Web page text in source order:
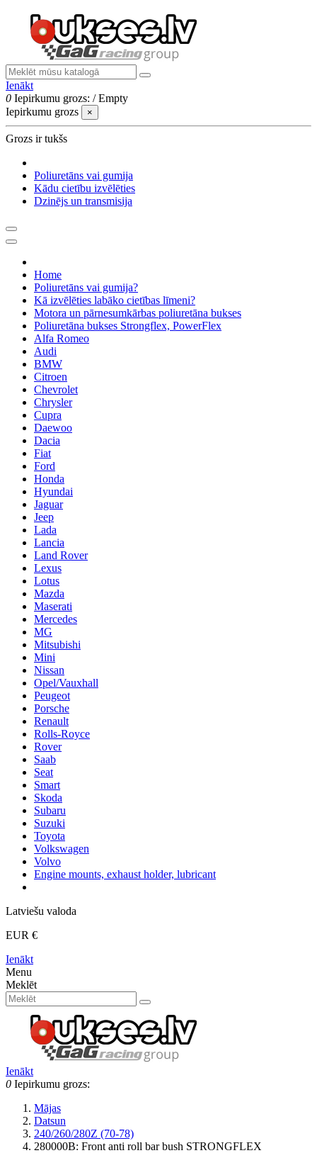
Ienākt
0 Iepirkumu grozs: /Empty
Iepirkumu grozs
×
Grozs ir tukšs
Poliuretāns vai gumija
Kādu cietību izvēlēties
Dzinējs un transmisija
Home
Poliuretāns vai gumija?
Kā izvēlēties labāko cietības līmeni?
Motora un pārnesumkārbas poliuretāna bukses
Poliuretāna bukses Strongflex, PowerFlex
Alfa Romeo
Audi
BMW
Citroen
Chevrolet
Chrysler
Cupra
Daewoo
Dacia
Fiat
Ford
Honda
Hyundai
Jaguar
Jeep
Lada
Lancia
Land Rover
Lexus
Lotus
Mazda
Maserati
Mercedes
MG
Mitsubishi
Mini
Nissan
Opel/Vauxhall
Peugeot
Porsche
Renault
Rolls-Royce
Rover
Saab
Seat
Smart
Skoda
Subaru
Suzuki
Toyota
Volkswagen
Volvo
Engine mounts, exhaust holder, lubricant
Latviešu valoda
EUR €
Ienākt
Menu
Meklēt
Ienākt
0 Iepirkumu grozs:
Mājas
Datsun
240/260/280Z (70-78)
280000B: Front anti roll bar bush STRONGFLEX